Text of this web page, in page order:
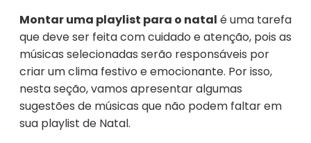
Montar uma playlist para o natal é uma tarefa
que deve ser feita com cuidado e atenção, pois as
músicas selecionadas serão responsáveis por
criar um clima festivo e emocionante. Por isso,
nesta seção, vamos apresentar algumas
sugestões de músicas que não podem faltar em
sua playlist de Natal.